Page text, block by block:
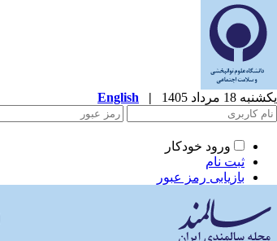
یکشنبه 18 مرداد 1405 |
English
ورود خودکار
ثبت نام
بازیابی رمز عبور